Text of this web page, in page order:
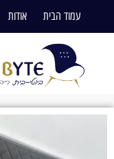
עמוד הבית אודות